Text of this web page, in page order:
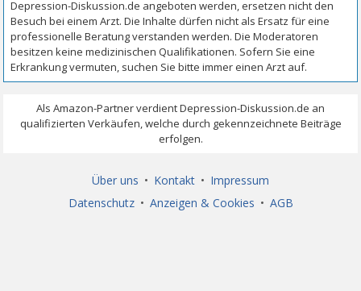
Über uns • Kontakt • Impressum
Datenschutz • Anzeigen & Cookies • AGB